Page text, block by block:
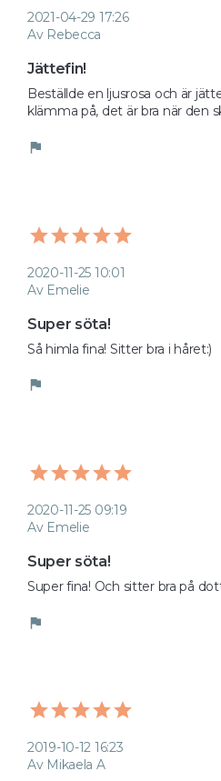
2021-04-29 17:26
Av Rebecca
Jättefin!
Beställde en ljusrosa och är
flag
2020-11-25 10:01
Av Emelie
Super söta!
Så himla fina! Sitter bra i håret:)
flag
2020-11-25 09:19
Av Emelie
Super söta!
Super fina! Och sitter bra på
flag
2019-10-12 16:23
Av Mikaela A